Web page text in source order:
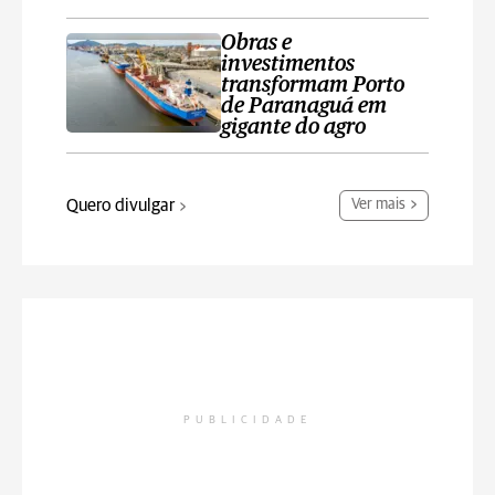
Obras e
investimentos
transformam Porto
de Paranaguá em
gigante do agro
Quero divulgar Ver mais
PUBLICIDADE